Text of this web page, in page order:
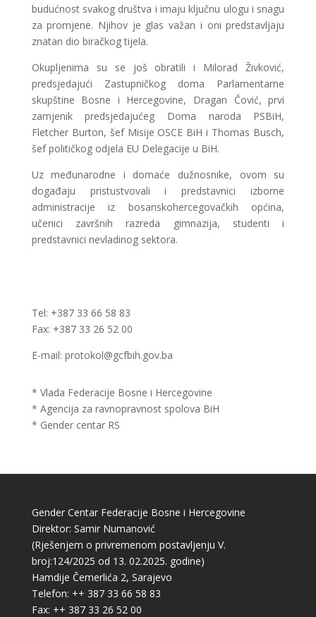
budućnost svakog društva i imaju ključnu ulogu i snagu
za promjene. Njihov je glas važan i oni predstavljaju
znatan dio biračkog tijela.
Okupljenima su se još obratili i Milorad Živković,
predsjedajući Zastupničkog doma Parlamentarne
skupštine Bosne i Hercegovine, Dragan Čović, prvi
zamjenik predsjedajućeg Doma naroda PSBiH,
Fletcher Burton, šef Misije OSCE BiH i Thomas Busch,
šef političkog odjela EU Delegacije u BiH.
Uz međunarodne i domaće dužnosnike, ovom su
događaju pristustvovali i predstavnici izborne
administracije iz bosanskohercegovačkih općina,
učenici završnih razreda gimnazija, studenti i
predstavnici nevladinog sektora.
Tel: +387 33 66 58 83
Fax: +387 33 26 52 00
E-mail: protokol@gcfbih.gov.ba
* Vlada Federacije Bosne i Hercegovine
* Agencija za ravnopravnost spolova BiH
* Gender centar RS
Gender Centar Federacije Bosne i Hercegovine
Direktor: Samir Numanović
(Rješenjem o privremenom postavljenju V.
broj:124/2025 od 13. 02.2025. godine)
Hamdije Čemerlića 2, Sarajevo
Telefon: ++ 387 33 66 58 83
Fax: ++ 387 33 26 52 00